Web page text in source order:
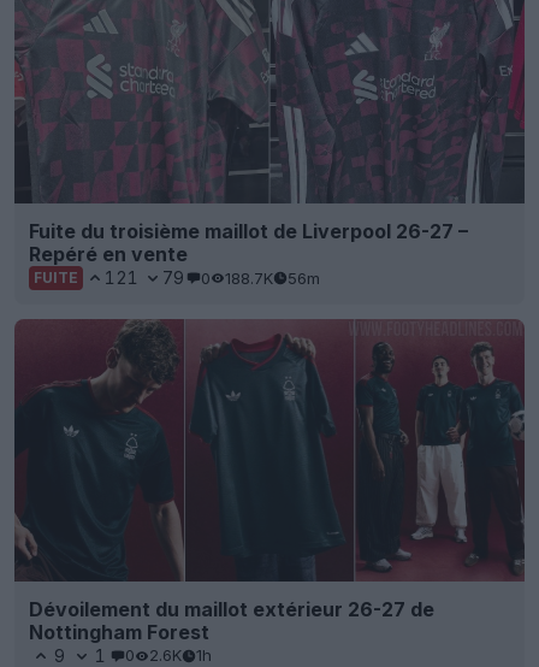
Fuite du troisième maillot de Liverpool 26-27 –
Repéré en vente
FUITE 121 79 0 188.7K 56m
Dévoilement du maillot extérieur 26-27 de
Nottingham Forest
9 1 0 2.6K 1h